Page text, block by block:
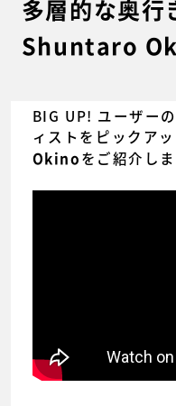
多層的な奥行
Shuntaro
BIG UP! ユーザー
ィストをピックア
Okino をご紹介しま